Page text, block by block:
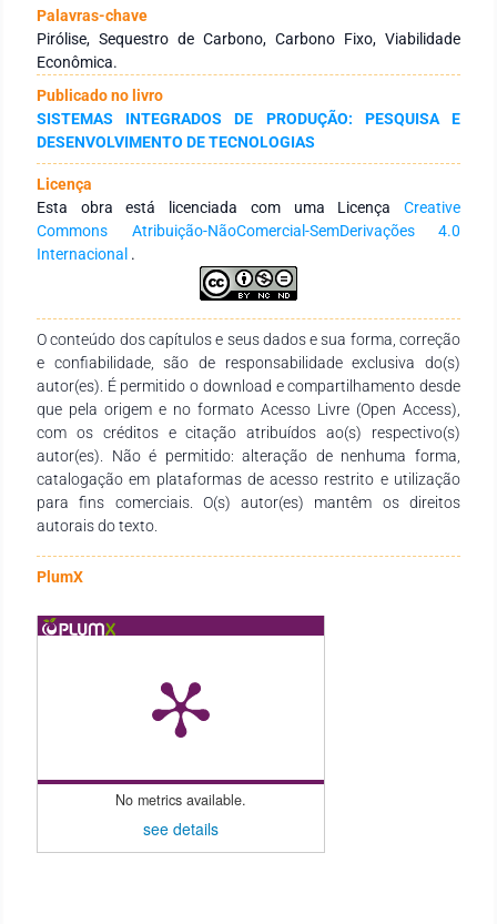
processo de carbonização, destacando o rendimento
gravimétrico e as emissões de gases de efeito estufa (GEE); e
a experiência da Empresa Bragança Beneficiamento de
Madeiras Ltda (BBM) em Alegre/ES para o aproveitamento de
resíduos em sistema forno-fornalha. Os resíduos utilizados
pela BBM foram oriundos dos ajustes das madeiras antes do
tratamento químico das mesmas. Realizou-se carbonizações
para verificar a eficiência da fornalha, ativada ou não, quanto
às emissões de GEE. Observou-se aumentos de CO, CH4,
NOX, H2S e O2 com a fornalha desativada, e CO2 e SO2 com
a fornalha ativada, evidenciando a redução de GEE, com
possibilidade de aproveitamento dos vapores para secagem
da madeira, visando aumento do rendimento gravimétrico da
Realizou-se estudo de viabilidade financeira para
carbonização dos resíduos e o lucro médio foi R$
488,00/fornada. Ademais, realizou-se análise de sensibilidade
para a mão de obra, rendimento gravimétrico e preço do
carvão vegetal com uma abordagem de análise de risco, para
distribuições de probabilidade associadas aos indicadores de
desempenho do projeto pelo método de Monte Carlo,
concluindo-se que o projeto apresenta uma probabilidade de
98,1% do empreendimento ser economicamente viável.
Palavras-chave
Pirólise, Sequestro de Carbono, Carbono Fixo, Viabilidade
Econômica.
Publicado no livro
SISTEMAS INTEGRADOS DE PRODUÇÃO: PESQUISA E
DESENVOLVIMENTO DE TECNOLOGIAS
Licença
Esta obra está licenciada com uma Licença Creative
Commons Atribuição-NãoComercial-SemDerivações 4.0
Internacional .
O conteúdo dos capítulos e seus dados e sua forma, correção
e confiabilidade, são de responsabilidade exclusiva do(s)
autor(es). É permitido o download e compartilhamento desde
que pela origem e no formato Acesso Livre (Open Access),
com os créditos e citação atribuídos ao(s) respectivo(s)
autor(es). Não é permitido: alteração de nenhuma forma,
catalogação em plataformas de acesso restrito e utilização
para fins comerciais. O(s) autor(es) mantêm os direitos
autorais do texto.
PlumX
No metrics available.
see details